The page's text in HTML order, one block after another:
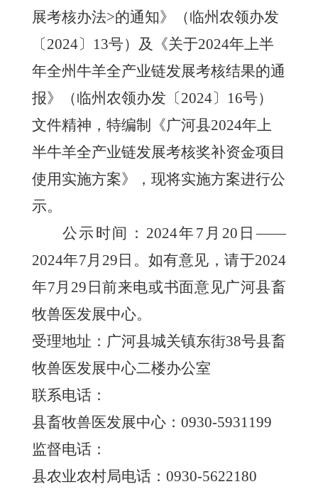
展考核办法>的通知》（临州农领办发
〔2024〕13号）及《关于2024年上半
年全州牛羊全产业链发展考核结果的通
报》（临州农领办发〔2024〕16号）
文件精神， 特编制《广河县2024年上
半牛羊全产业链发展考核奖补资金项目
使用实施方案》，现将实施方案进行公
示。
公示时间： 2024年7月20日——
2024年7月29日。如有意见，请于2024
年7月29日前来电或书面意见广河县畜
牧兽医发展中心。
受理地址： 广河县城关镇东街38号县畜
牧兽医发展中心二楼办公室
联系电话：
县畜牧兽医发展中心： 0930-5931199
监督电话：
县农业农村局电话： 0930-5622180